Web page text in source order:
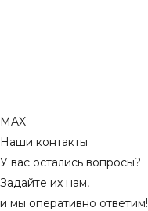
MAX
Наши контакты
У вас остались вопросы?
Задайте их нам,
и мы оперативно ответим!